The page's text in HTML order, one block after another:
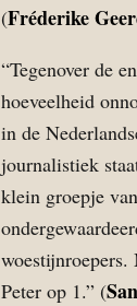
(Fréderike
“Tegenover de
hoeveelheid
in de
journalistiek
klein groepje van
woestijnroepers.
Peter op 1.” (